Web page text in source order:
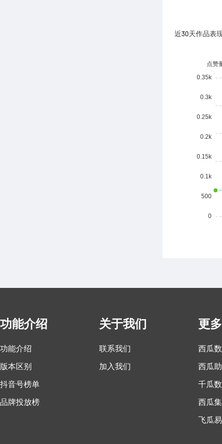
近30天作品表
功能介绍
功能介绍
版本区别
抖音号榜单
品牌投放榜
关于我们
联系我们
加入我们
更
西瓜
西瓜
千瓜
西瓜集
飞瓜